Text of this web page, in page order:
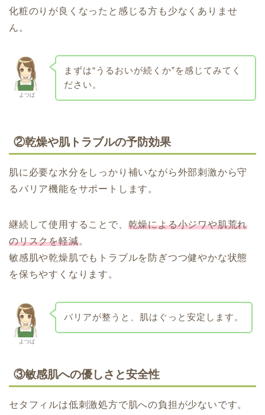
化粧のりが良くなったと感じる方も少なくありませ
ん。
よつば
まずは“うるおいが続くか”を感じてみてく
ださい。
②乾燥や肌トラブルの予防効果
肌に必要な水分をしっかり補いながら外部刺激から守
るバリア機能をサポートします。
継続して使用することで、 乾燥による小ジワや肌荒れ
のリスクを軽減。
敏感肌や乾燥肌でもトラブルを防ぎつつ健やかな状態
を保ちやすくなります。
よつば
バリアが整うと、肌はぐっと安定します。
③敏感肌への優しさと安全性
セタフィルは低刺激処方で肌への負担が少ないです。